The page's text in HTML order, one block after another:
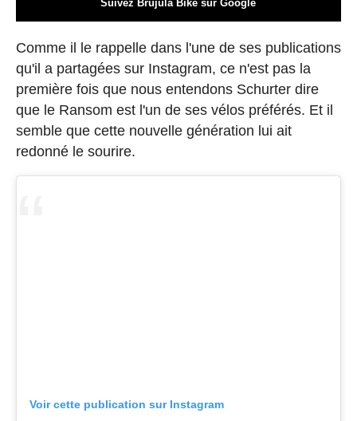
Suivez Brújula Bike sur Google
Comme il le rappelle dans l'une de ses publications
qu'il a partagées sur Instagram, ce n'est pas la
première fois que nous entendons Schurter dire
que le Ransom est l'un de ses vélos préférés. Et il
semble que cette nouvelle génération lui ait
redonné le sourire.
Voir cette publication sur Instagram